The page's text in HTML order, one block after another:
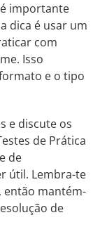
importante
dica é usar um
com
Isso
e o tipo
e discute os
de Prática
de
útil. Lembra-te
então mantém-
de